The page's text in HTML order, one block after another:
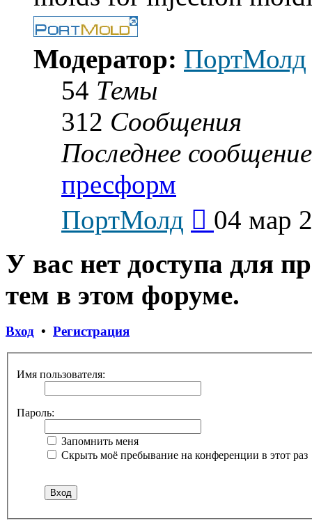
Модератор: ПортМолд
54 Темы
312 Сообщения
Последнее сообщение
пресформ
ПортМолд
последнему
04 мар
У вас нет доступа для
тем в этом форуме.
Вход • Регистрация
Имя пользователя:
Пароль:
Запомнить меня
Скрыть моё пребывание на конференции в этот раз